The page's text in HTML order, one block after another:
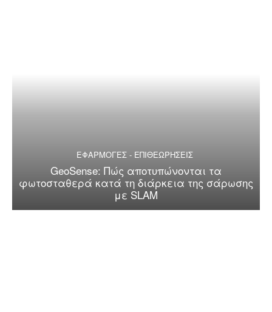
ΕΦΑΡΜΟΓΕΣ - ΕΠΙΘΕΩΡΗΣΕΙΣ
GeoSense: Πώς αποτυπώνονται τα
φωτοσταθερά κατά τη διάρκεια της σάρωσης
με SLAM